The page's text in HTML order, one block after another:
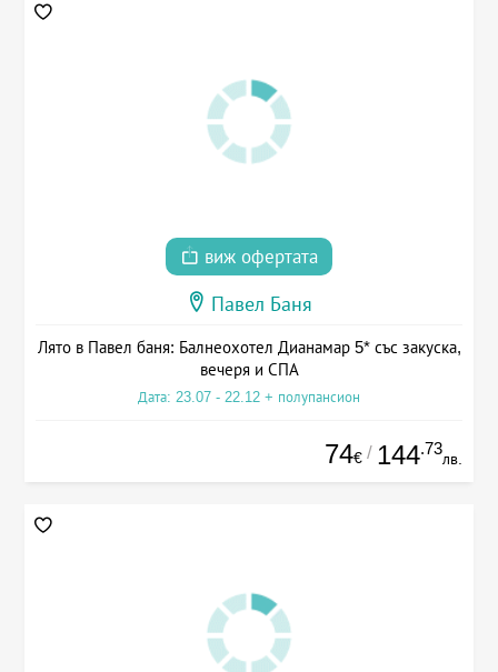
виж офертата
Павел Баня
Лято в Павел баня: Балнеохотел Дианамар 5* със закуска,
вечеря и СПА
Дата: 23.07 - 22.12 + полупансион
74€ / 144.73
лв.